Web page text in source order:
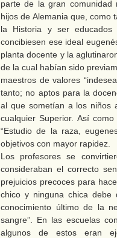
parte de la gran comunidad
hijos de Alemania que, como
la Historia y ser
concibiesen ese ideal
planta docente y la
de la cual habían sido
maestros de valores
tanto; no aptos para la
al que sometían a los niños
cualquier Superior. Así
“Estudio de la raza,
objetivos con mayor rapidez.
Los profesores se
consideraban el correcto
prejuicios precoces para
chico y ninguna chica
conocimiento último de la
sangre”. En las escuelas
algunos de estos eran